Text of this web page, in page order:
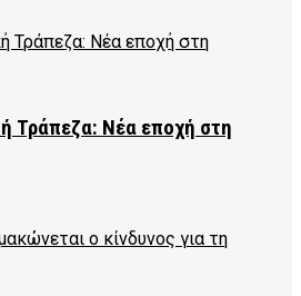
Τράπεζα: Νέα εποχή στη